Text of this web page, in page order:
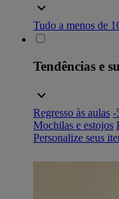
Tudo a menos de
Tendências e
Regresso às aulas -
Mochilas e estojos
Personalize seus